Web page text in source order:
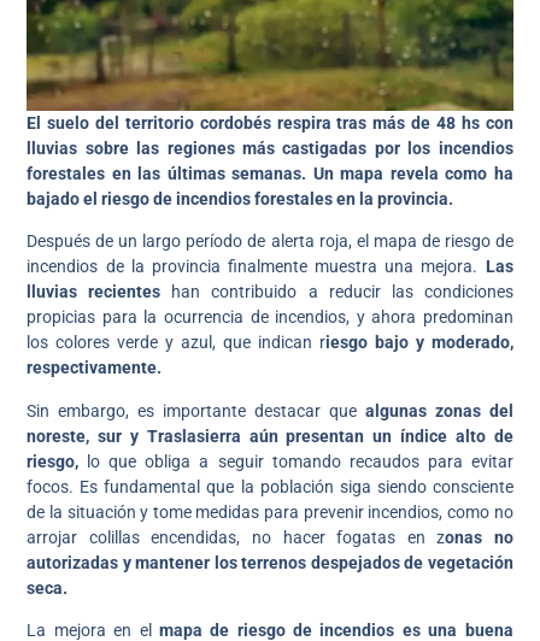
El suelo del territorio cordobés respira tras más de 48 hs con
lluvias sobre las regiones más castigadas por los incendios
forestales en las últimas semanas. Un mapa revela como ha
bajado el riesgo de incendios forestales en la provincia.
Después de un largo período de alerta roja, el mapa de riesgo de
incendios de la provincia finalmente muestra una mejora. Las
lluvias recientes han contribuido a reducir las condiciones
propicias para la ocurrencia de incendios, y ahora predominan
los colores verde y azul, que indican riesgo bajo y moderado,
respectivamente.
Sin embargo, es importante destacar quealgunas zonas del
noreste, sur y Traslasierra aún presentan un índice alto de
riesgo, lo que obliga a seguir tomando recaudos para evitar
focos. Es fundamental que la población siga siendo consciente
de la situación y tome medidas para prevenir incendios, como no
arrojar colillas encendidas, no hacer fogatas en zonas no
autorizadas y mantener los terrenos despejados de vegetación
seca.
La mejora en el mapa de riesgo de incendios es una buena